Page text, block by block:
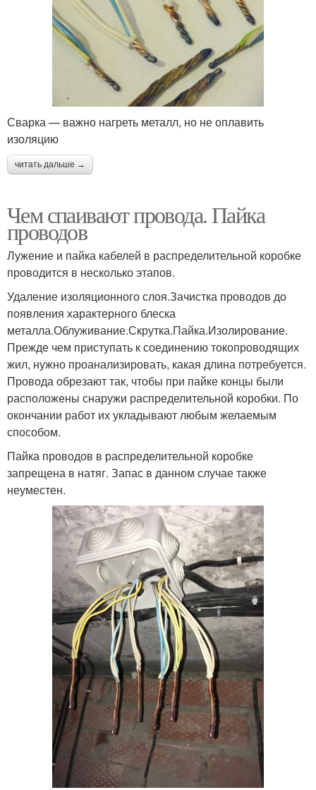
Сварка — важно нагреть металл, но не оплавить
изоляцию
читать дальше →
Чем спаивают провода. Пайка
проводов
Лужение и пайка кабелей в распределительной коробке
проводится в несколько этапов.
Удаление изоляционного слоя.Зачистка проводов до
появления характерного блеска
металла.Облуживание.Скрутка.Пайка.Изолирование.
Прежде чем приступать к соединению токопроводящих
жил, нужно проанализировать, какая длина потребуется.
Провода обрезают так, чтобы при пайке концы были
расположены снаружи распределительной коробки. По
окончании работ их укладывают любым желаемым
способом.
Пайка проводов в распределительной коробке
запрещена в натяг. Запас в данном случае также
неуместен.